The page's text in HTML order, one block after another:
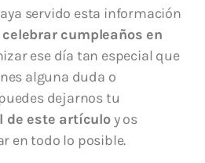
servido esta información
cumpleaños en
ese día tan especial que
alguna duda o
dejarnos tu
de este artículoy os
en todo lo posible.